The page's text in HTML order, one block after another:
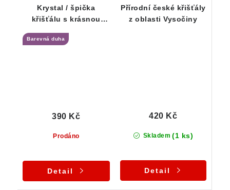
Krystal / špička
křišťálu s krásnou
Barevná duha
Prodáno
390 Kč
Detail
Přírodní české křišťály
z oblasti Vysočiny
Skladem (1 ks)
420 Kč
Detail